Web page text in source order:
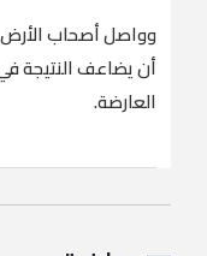
وواصل أصحاب
العارضة.